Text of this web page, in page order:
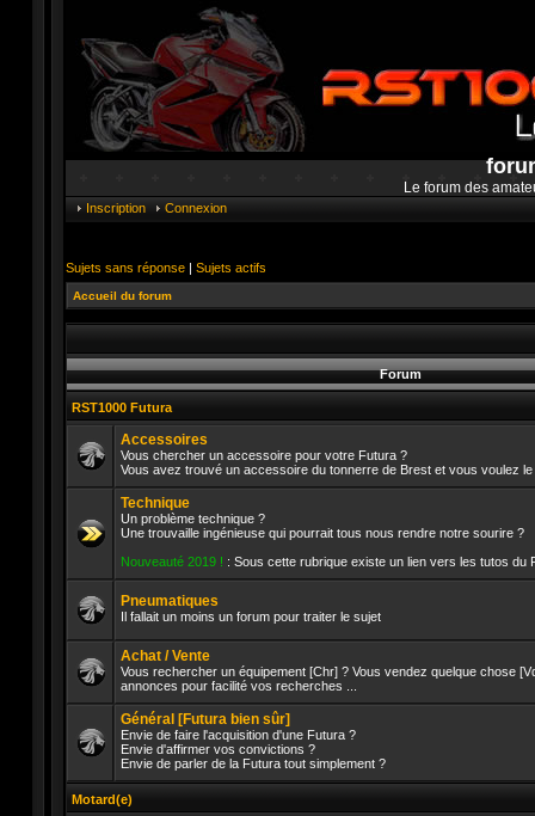
Le forum des
Inscription Connexion
Sujets sans réponse | Sujets actifs
Accueil du forum
Forum
RST1000 Futura
Aucun
message
non
Accessoires
Vous chercher un accessoire pour votre Futura ?
Vous avez trouvé un accessoire du tonnerre de Brest et vous voulez
Aucun
message
non
Technique
Un problème technique ?
Une trouvaille ingénieuse qui pourrait tous nous rendre notre sourire ?
Nouveauté 2019 ! : Sous cette rubrique existe un lien vers les tutos du
message
non
Pneumatiques
Il fallait un moins un forum pour traiter le sujet
Aucun
message
non
Achat / Vente
Vous rechercher un équipement [Chr] ? Vous vendez quelque chose
annonces pour facilité vos recherches ...
Aucun
message
lu
Général [Futura bien sûr]
Envie de faire l'acquisition d'une Futura ?
Envie d'affirmer vos convictions ?
Envie de parler de la Futura tout simplement ?
Motard(e)